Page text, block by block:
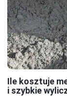
Ile kosztuje
i szybkie